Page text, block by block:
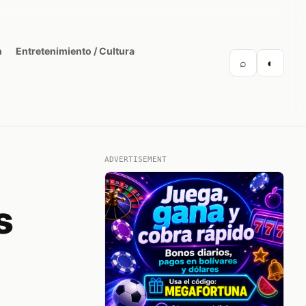
Entretenimiento / Cultura
⌕ ◐
ADVERTISEMENT